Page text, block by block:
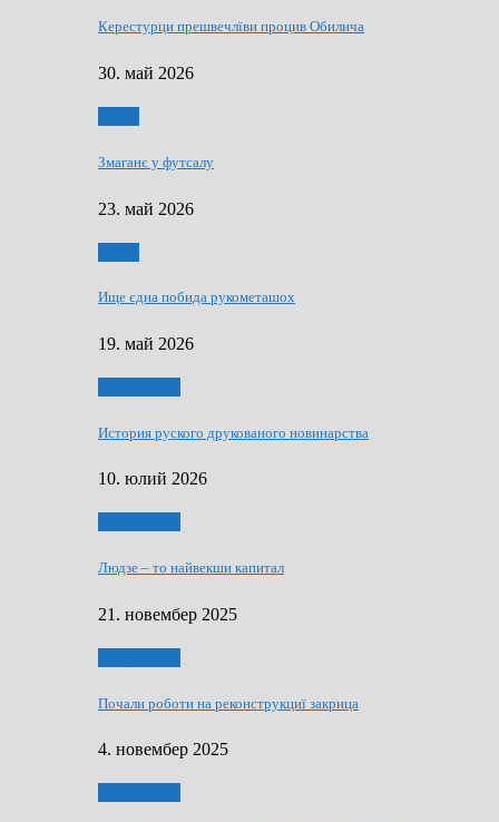
Керестурци прешвечлїви процив Обилича
30. май 2026
Змаганє у футсалу
23. май 2026
Ище єдна побида рукометашох
19. май 2026
История руского друкованого новинарства
10. юлий 2026
Людзе – то найвекши капитал
21. новембер 2025
Почали роботи на реконструкциї закрица
4. новембер 2025